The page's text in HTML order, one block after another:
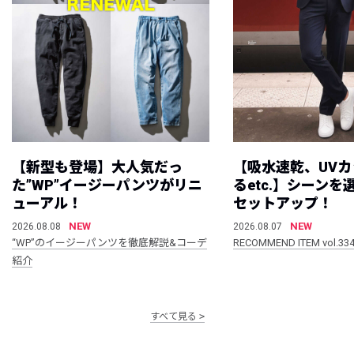
【新型も登場】大人気だっ
た”WP”イージーパンツがリニ
ューアル！
2026.08.08
NEW
“WP”のイージーパンツを徹底解説&コーデ
紹介
【吸水速乾、UV
るetc.】シーンを
セットアップ！
2026.08.07
NEW
RECOMMEND ITEM vol.334
すべて見る